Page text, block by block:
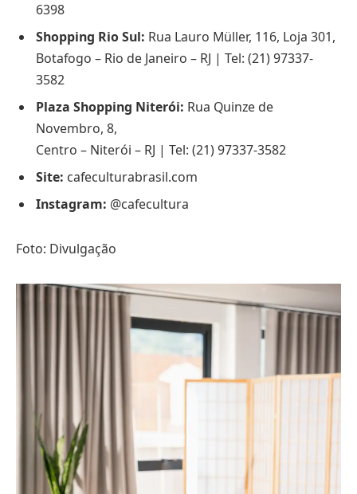
6398
Shopping Rio Sul: Rua Lauro Müller, 116, Loja 301,
Botafogo – Rio de Janeiro – RJ | Tel: (21) 97337-
3582
Plaza Shopping Niterói: Rua Quinze de
Novembro, 8,
Centro – Niterói – RJ | Tel: (21) 97337-3582
Site: cafeculturabrasil.com
Instagram: @cafecultura
Foto: Divulgação